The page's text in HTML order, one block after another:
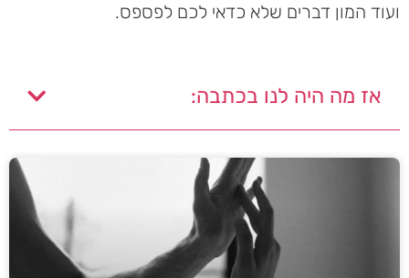
ועוד המון דברים שלא כדאי לכם לפספס.
אז מה היה לנו בכתבה: